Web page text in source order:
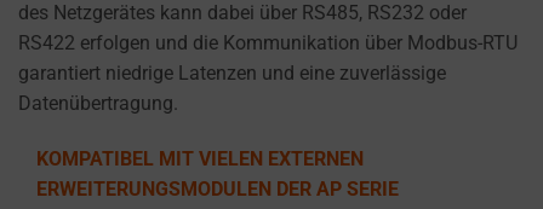
des Netzgerätes kann dabei über RS485, RS232 oder
RS422 erfolgen und die Kommunikation über Modbus-RTU
garantiert niedrige Latenzen und eine zuverlässige
Datenübertragung.
KOMPATIBEL MIT VIELEN EXTERNEN
ERWEITERUNGSMODULEN DER AP SERIE
This
document
outlines
the
cookies